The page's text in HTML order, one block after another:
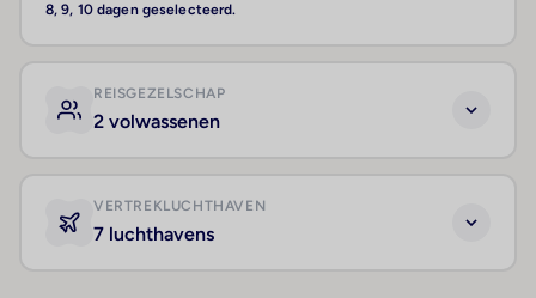
8, 9, 10 dagen geselecteerd.
REISGEZELSCHAP
2 volwassenen
VERTREKLUCHTHAVEN
7 luchthavens